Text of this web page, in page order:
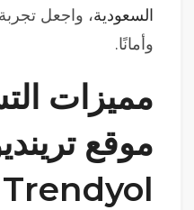
السعودية، واجعل
وأمانًا.
مميزات
موقع
Trendyol